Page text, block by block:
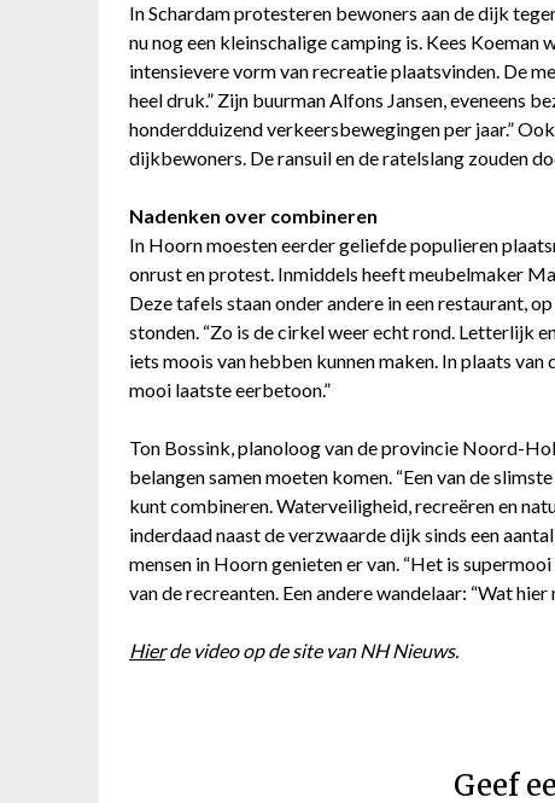
In Schardam protesteren bewoners aan de dijk
nu nog een kleinschalige camping is. Kees Koeman
intensievere vorm van recreatie plaatsvinden. De
heel druk.” Zijn buurman Alfons Jansen, eveneens
honderdduizend verkeersbewegingen per jaar.”
dijkbewoners. De ransuil en de ratelslang zouden
Nadenken over combineren
In Hoorn moesten eerder geliefde populieren
onrust en protest. Inmiddels heeft meubelmaker
Deze tafels staan onder andere in een restaurant,
stonden. “Zo is de cirkel weer echt rond. Letterlijk
iets moois van hebben kunnen maken. In plaats
mooi laatste eerbetoon.”
Ton Bossink, planoloog van de provincie Noord-
belangen samen moeten komen. “Een van de
kunt combineren. Waterveiligheid, recreëren en
inderdaad naast de verzwaarde dijk sinds een
mensen in Hoorn genieten er van. “Het is
van de recreanten. Een andere wandelaar: “Wat
Hierde video op de site van NH Nieuws.
Geef